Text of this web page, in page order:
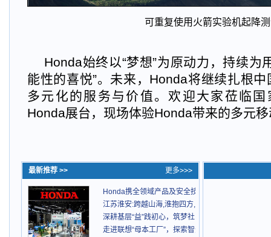
可重复使用火箭实验机起降
Honda始终以“梦想”为原动力，持续为
能性的喜悦”。未来，Honda将继续扎根
多元化的服务与价值。欢迎大家莅临
Honda展台，现场体验Honda带来的多元
最新推荐 >> 更多>>>
Honda携全领域产品及安全技术成果参展第八届进
江苏淮安:跨越山海,淮抱四方,探索区域协同发展新路
深耕基层“益”践初心，筑梦社区共护童真
走进联想“母本工厂”，探索智造前沿